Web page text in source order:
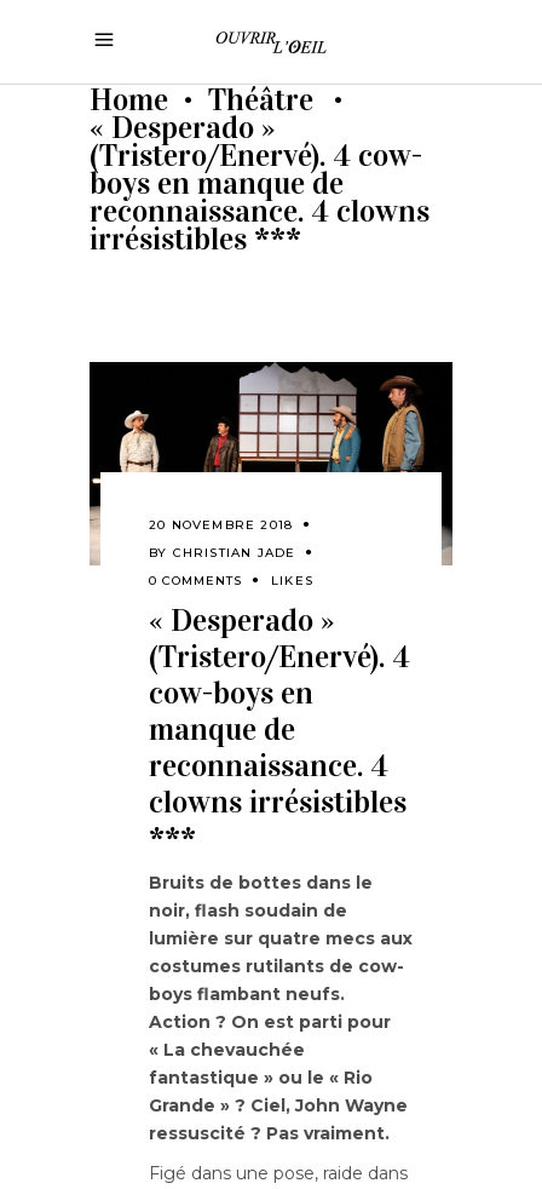
Home • Théâtre •
« Desperado »
(Tristero/Enervé). 4 cow-
boys en manque de
reconnaissance. 4 clowns
irrésistibles ***
20 NOVEMBRE 2018
BY CHRISTIAN JADE
0 COMMENTS
LIKES
« Desperado »
(Tristero/Enervé). 4
cow-boys en
manque de
reconnaissance. 4
clowns irrésistibles
***
Bruits de bottes dans le
noir, flash soudain de
lumière sur quatre mecs aux
costumes rutilants de cow-
boys flambant neufs.
Action ? On est parti pour
« La chevauchée
fantastique » ou le « Rio
Grande » ? Ciel, John Wayne
ressuscité ? Pas vraiment.
Figé dans une pose, raide dans